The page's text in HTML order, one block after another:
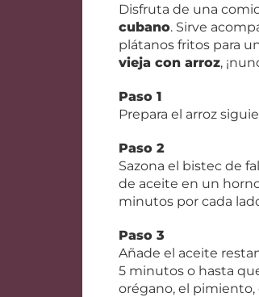
Disfruta de una
cubano. Sirve
plátanos fritos para
vieja con arroz,
Paso 1
Prepara el arroz
Paso 2
Sazona el bistec de
de aceite en un
minutos por cada
Paso 3
Añade el aceite
5 minutos o hasta
orégano, el